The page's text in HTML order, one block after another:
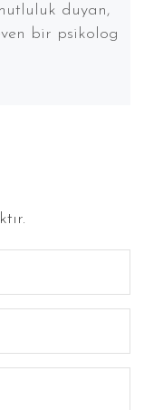
duyan,
bir psikolog